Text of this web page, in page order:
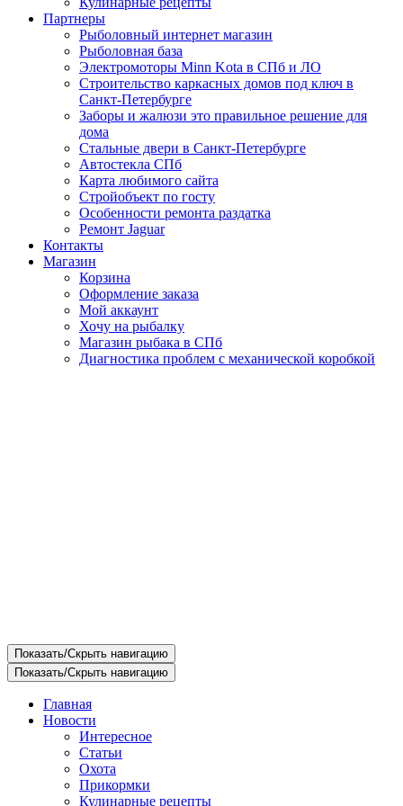
Партнеры
Рыболовный интернет магазин
Рыболовная база
Электромоторы Minn Kota в СПб и ЛО
Строительство каркасных домов под ключ в
Санкт-Петербурге
Заборы и жалюзи это правильное решение для
дома
Стальные двери в Санкт-Петербурге
Автостекла СПб
Карта любимого сайта
Стройобъект по госту
Особенности ремонта раздатка
Ремонт Jaguar
Контакты
Магазин
Корзина
Оформление заказа
Мой аккаунт
Хочу на рыбалку
Магазин рыбака в СПб
Диагностика проблем с механической коробкой
Показать/Скрыть навигацию
Показать/Скрыть навигацию
Главная
Новости
Интересное
Статьи
Охота
Прикормки
Кулинарные рецепты